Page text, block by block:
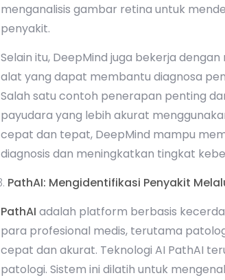
menganalisis gambar retina untuk
penyakit.
Selain itu, DeepMind juga bekerja
alat yang dapat membantu diagnosa
Salah satu contoh penerapan penting
payudara yang lebih akurat
cepat dan tepat, DeepMind mampu
diagnosis dan meningkatkan tingkat
PathAI: Mengidentifikasi Penyakit
PathAI adalah platform berbasis
para profesional medis, terutama
cepat dan akurat. Teknologi AI PathAI
patologi. Sistem ini dilatih untuk